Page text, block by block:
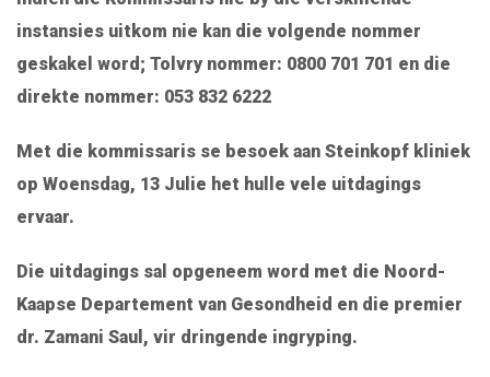
instansies uitkom nie kan die volgende nommer
geskakel word; Tolvry nommer: 0800 701 701 en die
direkte nommer: 053 832 6222
Met die kommissaris se besoek aan Steinkopf kliniek
op Woensdag, 13 Julie het hulle vele uitdagings
ervaar.
Die uitdagings sal opgeneem word met die Noord-
Kaapse Departement van Gesondheid en die premier
dr. Zamani Saul, vir dringende ingryping.